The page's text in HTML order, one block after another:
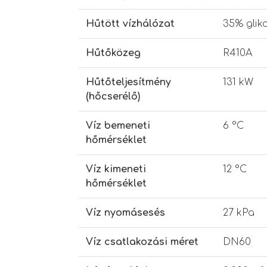
Hűtött vízhálózat 35%
Hűtőközeg R410A
Hűtőteljesítmény
(hőcserélő)
131 kW
Víz bemeneti
hőmérséklet
6 °C
Víz kimeneti
hőmérséklet
12 °C
Víz nyomásesés 27 kPa
Víz csatlakozási méret DN60